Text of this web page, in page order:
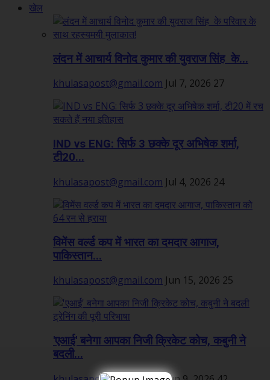
खेल
लंदन में आचार्य विनोद कुमार की युवराज सिंह के...
khulasapost@gmail.com Jul 7, 2026 27
IND vs ENG: सिर्फ 3 छक्के दूर अभिषेक शर्मा,
टी20...
khulasapost@gmail.com Jul 4, 2026 24
विमेंस वर्ल्ड कप में भारत का दमदार आगाज,
पाकिस्तान...
khulasapost@gmail.com Jun 15, 2026 25
'एआई' बनेगा आपका निजी क्रिकेट कोच, कबुनी ने
बदली...